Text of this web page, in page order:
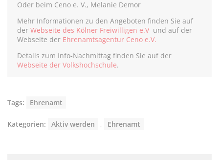
Oder beim Ceno e. V., Melanie Demor
Mehr Informationen zu den Angeboten finden Sie auf
der Webseite des Kölner Freiwilligen e.V und auf der
Webseite der Ehrenamtsagentur Ceno e.V.
Details zum Info-Nachmittag finden Sie auf der
Webseite der Volkshochschule.
Tags: Ehrenamt
Kategorien: Aktiv werden , Ehrenamt